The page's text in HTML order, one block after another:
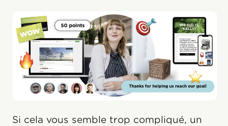
Si cela vous semble trop compliqué, un